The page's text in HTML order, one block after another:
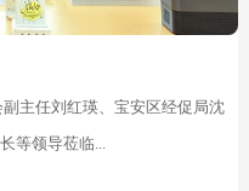
主任刘红瑛、宝安区经促局沈
等领导莅临...